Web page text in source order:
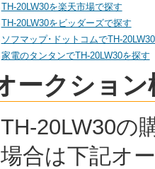
TH-20LW30を楽天市場で探す
TH-20LW30をビッダーズで探す
ソフマップ･ドットコムでTH-
家電のタンタンでTH-20LW30を探す
ークション
TH-20LW30の
場合は下記オ